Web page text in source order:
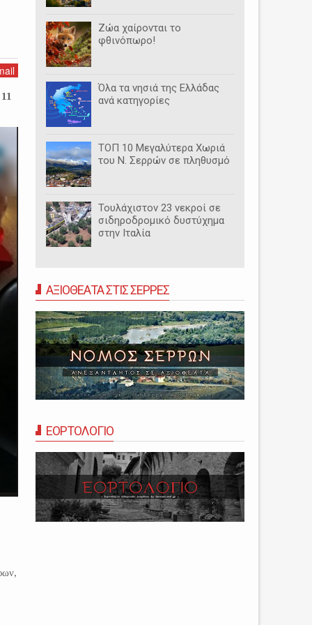
Ζώα χαίρονται το
φθινόπωρο!
Όλα τα νησιά της Ελλάδας
ανά κατηγορίες
ΤΟΠ 10 Μεγαλύτερα Χωριά
του Ν. Σερρών σε πληθυσμό
Τουλάχιστον 23 νεκροί σε
σιδηροδρομικό δυστύχημα
στην Ιταλία
ΑΞΙΟΘΕΑΤΑ ΣΤΙΣ ΣΕΡΡΕΣ
ΕΟΡΤΟΛΟΓΙΟ